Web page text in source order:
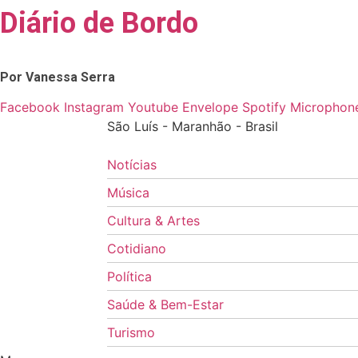
Skip
to
Diário de Bordo
Por Vanessa Serra
Facebook Instagram Youtube Envelope Spotify
São Luís - Maranhão - Brasil
Notícias
Música
Cultura & Artes
Cotidiano
Política
Saúde & Bem-Estar
Turismo